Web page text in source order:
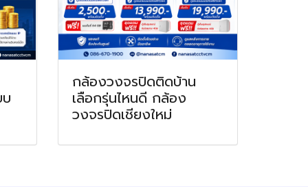
กล้องวงจรปิดติดบ้าน
เลือกรุ่นไหนดี กล้อง
วงจรปิดเชียงใหม่